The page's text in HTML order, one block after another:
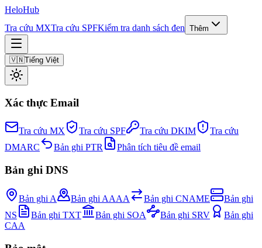
HeloHub
Tra cứu MXTra cứu SPFKiểm tra danh sách đen Thêm
🇻🇳Tiếng Việt
Xác thực Email
Tra cứu MX Tra cứu SPF Tra cứu DKIM
Tra cứu
DMARC
Bản ghi PTR Phân tích tiêu đề email
Bản ghi DNS
Bản ghi A Bản ghi AAAA Bản ghi CNAME
Bản ghi
NS
Bản ghi TXT Bản ghi SOA Bản ghi SRV
Bản ghi
CAA